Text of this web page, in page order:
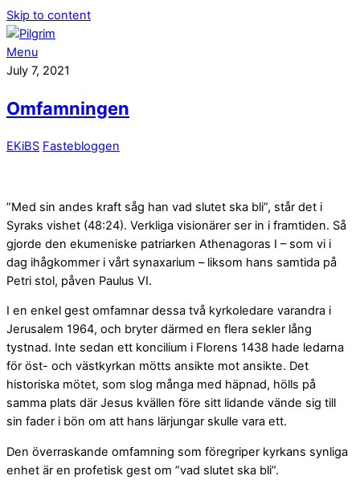
Skip to content
Menu
July 7, 2021
Omfamningen
EKiBS Fastebloggen
”Med sin andes kraft såg han vad slutet ska bli”, står det i
Syraks vishet (48:24). Verkliga visionärer ser in i framtiden. Så
gjorde den ekumeniske patriarken Athenagoras I – som vi i
dag ihågkommer i vårt synaxarium – liksom hans samtida på
Petri stol, påven Paulus VI.
I en enkel gest omfamnar dessa två kyrkoledare varandra i
Jerusalem 1964, och bryter därmed en flera sekler lång
tystnad. Inte sedan ett koncilium i Florens 1438 hade ledarna
för öst- och västkyrkan mötts ansikte mot ansikte. Det
historiska mötet, som slog många med häpnad, hölls på
samma plats där Jesus kvällen före sitt lidande vände sig till
sin fader i bön om att hans lärjungar skulle vara ett.
Den överraskande omfamning som föregriper kyrkans synliga
enhet är en profetisk gest om ”vad slutet ska bli”.